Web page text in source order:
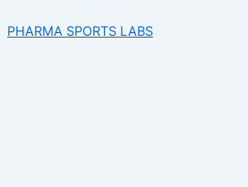
al
PHARMA SPORTS LABS
por: